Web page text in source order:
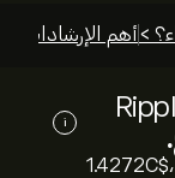
>أهم الإرشادات >
i
سعر Ripple/ Canadian Dollar اليوم هو 1.4272‎C$‎،